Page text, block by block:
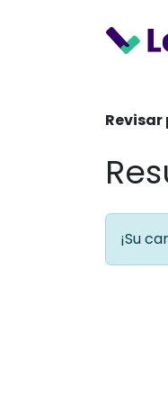
¡Su